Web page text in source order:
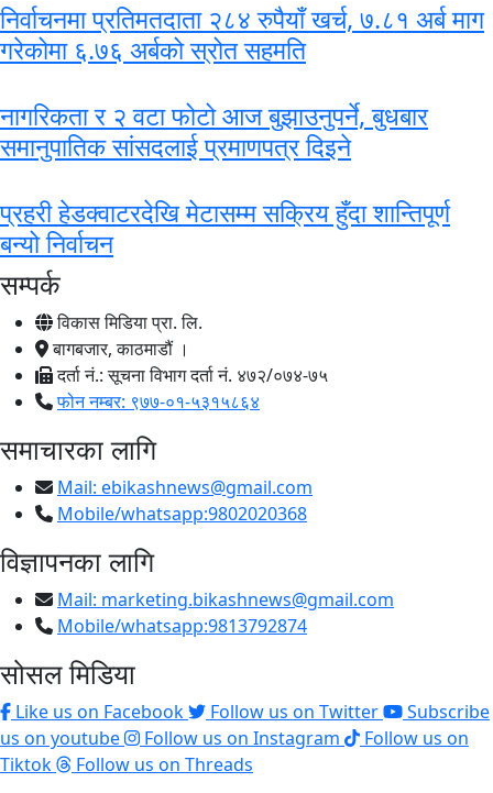
निर्वाचनमा प्रतिमतदाता २८४ रुपैयाँ खर्च, ७.८१ अर्ब माग
गरेकोमा ६.७६ अर्बको स्रोत सहमति
नागरिकता र २ वटा फोटो आज बुझाउनुपर्ने, बुधबार
समानुपातिक सांसदलाई प्रमाणपत्र दिइने
प्रहरी हेडक्वाटरदेखि मेटासम्म सक्रिय हुँदा शान्तिपूर्ण
बन्यो निर्वाचन
सम्पर्क
विकास मिडिया प्रा. लि.
बागबजार, काठमाडौं ।
दर्ता नं.: सूचना विभाग दर्ता नं. ४७२/०७४-७५
फोन नम्बर: ९७७-०१-५३१५८६४
समाचारका लागि
Mail: ebikashnews@gmail.com
Mobile/whatsapp:9802020368
विज्ञापनका लागि
Mail: marketing.bikashnews@gmail.com
Mobile/whatsapp:9813792874
सोसल मिडिया
Like us on Facebook Follow us on Twitter
Subscribe
us on youtube
Follow us on Instagram
Follow us on
Tiktok
Follow us on Threads